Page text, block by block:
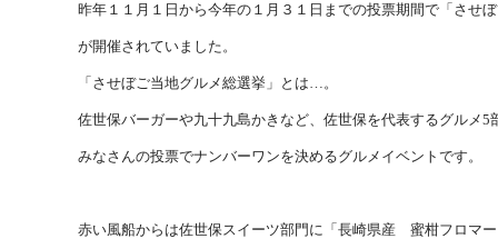
昨年１１月１日から今年の１月３１日までの投票期間で「させ
が開催されていました。
「させぼご当地グルメ総選挙」とは…。
佐世保バーガーや九十九島かきなど、佐世保を代表するグルメ5
みなさんの投票でナンバーワンを決めるグルメイベントです。
赤い風船からは佐世保スイーツ部門に「長崎県産 蜜柑フロマ